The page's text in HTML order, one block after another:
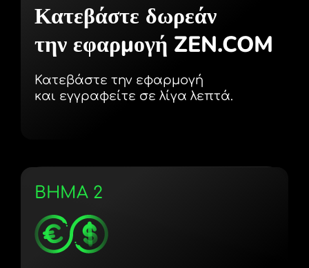
Κατεβάστε δωρεάν
την εφαρμογή ZEN.COM
Κατεβάστε την εφαρμογή
και εγγραφείτε σε λίγα λεπτά.
ΒΗΜΑ 2